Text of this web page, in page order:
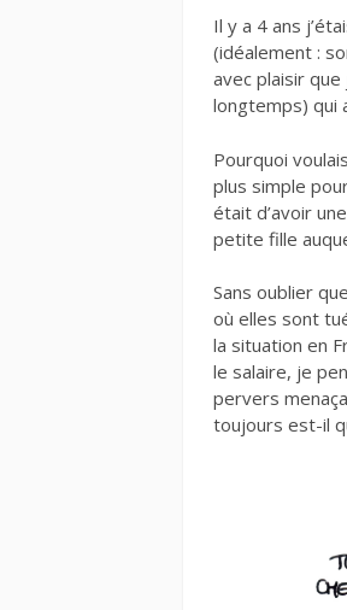
Il y a 4 ans
(idéalement :
avec plaisir
longtemps) qui
Pourquoi
plus simple
était d’avoir
petite fille
Sans oublier
où elles sont
la situation en
le salaire, je
pervers
toujours est-il